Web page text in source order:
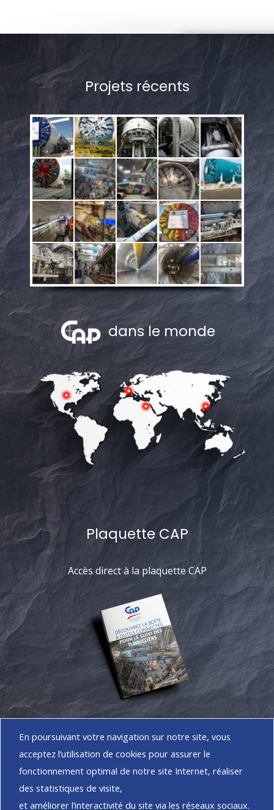
Projets récents
dans le monde
Plaquette CAP
Accès direct à la plaquette CAP
MÉDIATHÈQUE
En poursuivant votre navigation sur notre site, vous
acceptez l’utilisation de cookies pour assurer le
fonctionnement optimal de notre site Internet, réaliser
des statistiques de visite,
et améliorer l’interactivité du site via les réseaux sociaux.